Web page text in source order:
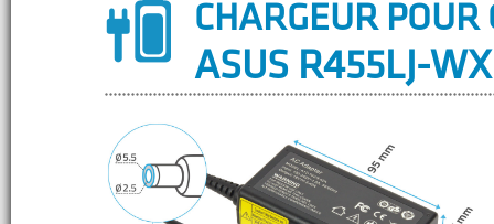
CHARGEUR
ASUS R455LJ-